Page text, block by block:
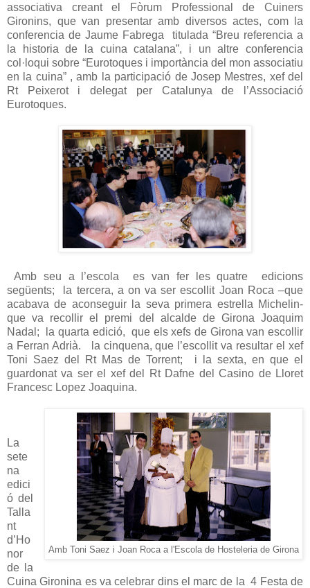
associativa creant el Fòrum Professional de Cuiners
Gironins, que van presentar amb diversos actes, com la
conferencia de Jaume Fabrega
titulada “Breu referencia a
la historia de la cuina catalana”, i un altre conferencia
col·loqui sobre “Eurotoques i importància del mon associatiu
en la cuina” , amb la participació de Josep Mestres, xef del
Rt Peixerot i delegat per Catalunya de l’Associació
Eurotoques.
Amb seu a l’escola es van fer les quatre
edicions
següents;
la tercera, a on va ser escollit Joan Roca –que
acabava de aconseguir la seva primera estrella Michelin-
que va recollir el premi del alcalde de Girona Joaquim
Nadal;
la quarta edició, que els xefs de Girona van escollir
a Ferran Adrià.
la cinquena, que l’escollit va resultar el xef
Toni Saez del Rt Mas de Torrent;
i la sexta, en que el
guardonat va ser el xef del Rt Dafne del Casino de Lloret
Francesc Lopez Joaquina.
Amb Toni Saez i Joan Roca a l'Escola de Hosteleria de Girona
La
sete
na
edici
ó del
Talla
nt
d’Ho
nor
de la
Cuina Gironina es va celebrar dins el marc de la 4 Festa de